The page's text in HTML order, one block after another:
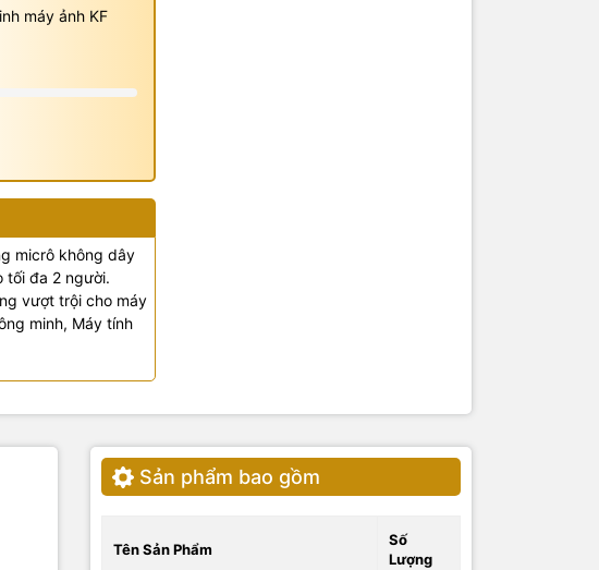
máy ảnh KF
micrô không dây
tối đa 2 người.
vượt trội cho máy
minh, Máy tính
Sản phẩm bao gồm
Tên Sản Phẩm
Số
Lượng